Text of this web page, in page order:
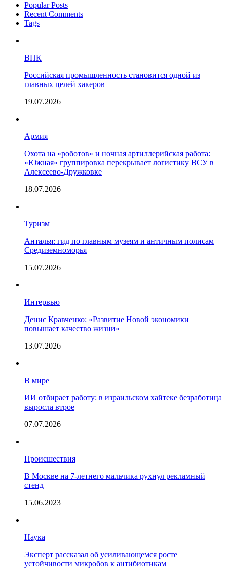
Popular Posts
Recent Comments
Tags
ВПК
Российская промышленность становится одной из
главных целей хакеров
19.07.2026
Армия
Охота на «роботов» и ночная артиллерийская работа:
«Южная» группировка перекрывает логистику ВСУ в
Алексеево-Дружковке
18.07.2026
Туризм
Анталья: гид по главным музеям и античным полисам
Средиземноморья
15.07.2026
Интервью
Денис Кравченко: «Развитие Новой экономики
повышает качество жизни»
13.07.2026
В мире
ИИ отбирает работу: в израильском хайтеке безработица
выросла втрое
07.07.2026
Происшествия
В Москве на 7-летнего мальчика рухнул рекламный
стенд
15.06.2023
Наука
Эксперт рассказал об усиливающемся росте
устойчивости микробов к антибиотикам